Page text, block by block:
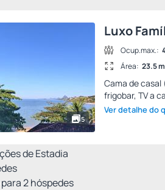
5
Luxo
Ocup.max.:
Área: 23.5
Cama de casal
frigobar, TV a
Ver detalhe do
de Estadia
2hóspedes